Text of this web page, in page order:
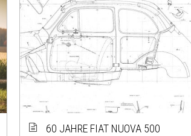
60 JAHRE FIAT NUOVA 500